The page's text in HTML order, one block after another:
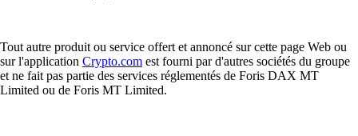
Tout autre produit ou service offert et annoncé sur cette page Web ou
sur l'application Crypto.com est fourni par d'autres sociétés du groupe
et ne fait pas partie des services réglementés de Foris DAX MT
Limited ou de Foris MT Limited.